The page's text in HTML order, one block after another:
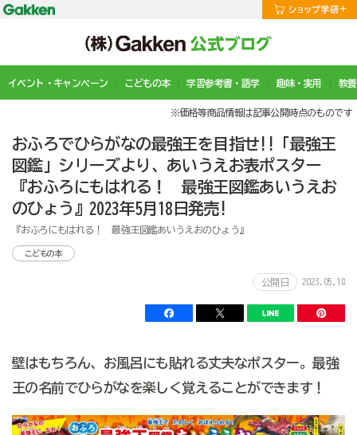
イベント・キャンペーン こどもの本 学習参考書・語学 趣味・実用 教
※価格等商品情報は記事公開時点のものです
おふろでひらがなの最強王を目指せ!!「最強王
図鑑」シリーズより、あいうえお表ポスター
『おふろにもはれる！ 最強王図鑑あいうえお
のひょう』2023年5月18日発売!
『おふろにもはれる！ 最強王図鑑あいうえおのひょう』
こどもの本
公開日 2023.05.18
壁はもちろん、お風呂にも貼れる丈夫なポスター。最強
王の名前でひらがなを楽しく覚えることができます！